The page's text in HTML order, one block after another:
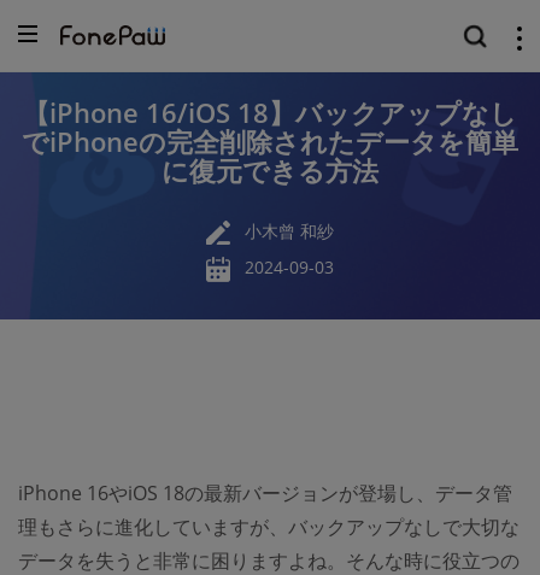
【iPhone 16/iOS 18】バックアップなし
でiPhoneの完全削除されたデータを簡単
に復元できる方法
小木曾 和紗
2024-09-03
iPhone 16やiOS 18の最新バージョンが登場し、データ管
理もさらに進化していますが、バックアップなしで大切な
データを失うと非常に困りますよね。そんな時に役立つの